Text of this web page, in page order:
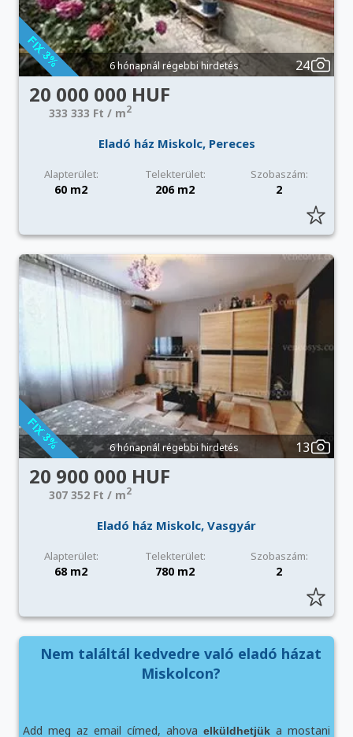
6 hónapnál régebbi hirdetés 24
20 000 000 HUF
333 333 Ft / m2
Eladó ház Miskolc, Pereces
Alapterület: Telekterület: Szobaszám:
60 m2 206 m2 2
6 hónapnál régebbi hirdetés 13
20 900 000 HUF
307 352 Ft / m2
Eladó ház Miskolc, Vasgyár
Alapterület: Telekterület: Szobaszám:
68 m2 780 m2 2
Nem találtál kedvedre való eladó házat
Miskolcon?
Add meg az email címed, ahova elküldhetjük a mostani